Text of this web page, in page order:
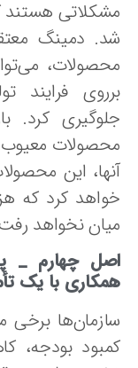
هستند که
دمینگ معتقد
می‌توان
فرایند
کرد.
معیوب
این محصولات‌
کرد که
نخواهد رفت.
چهارم _
با یک
برخی
بودجه،